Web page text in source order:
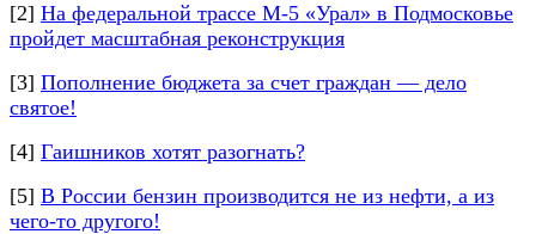
[2] На федеральной трассе М-5 «Урал» в Подмосковье
пройдет масштабная реконструкция
[3] Пополнение бюджета за счет граждан — дело
святое!
[4] Гаишников хотят разогнать?
[5] В России бензин производится не из нефти, а из
чего-то другого!